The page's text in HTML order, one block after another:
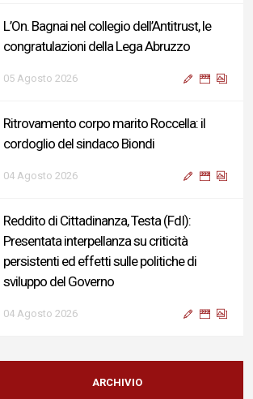
L’On. Bagnai nel collegio dell’Antitrust, le
congratulazioni della Lega Abruzzo
05 Agosto 2026
Ritrovamento corpo marito Roccella: il
cordoglio del sindaco Biondi
04 Agosto 2026
Reddito di Cittadinanza, Testa (FdI):
Presentata interpellanza su criticità
persistenti ed effetti sulle politiche di
sviluppo del Governo
04 Agosto 2026
Sigismondi, Liris e Testa: “Profondo
cordoglio e vicinanza al Ministro Roccella e
ARCHIVIO